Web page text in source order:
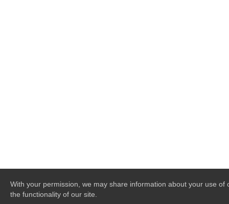
With your permission, we may share information about your use of
the functionality of our site.